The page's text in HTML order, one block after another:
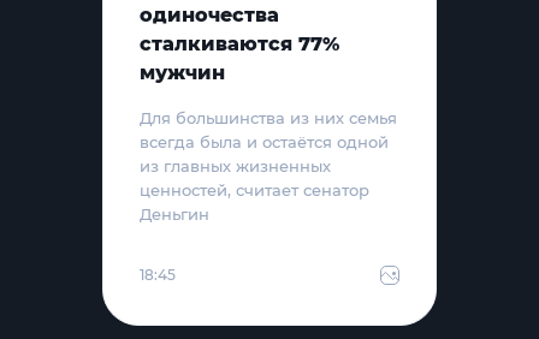
одиночества
сталкиваются 77%
мужчин
Для большинства из них семья
всегда была и остаётся одной
из главных жизненных
ценностей, считает сенатор
Деньгин
18:45